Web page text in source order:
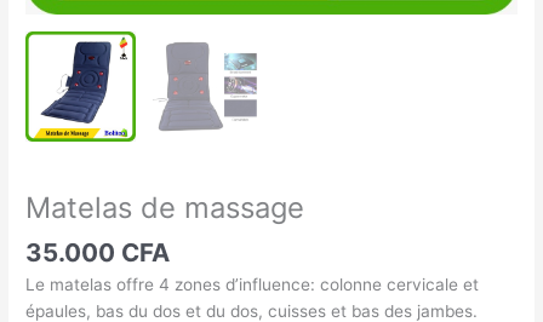
Matelas de massage
35.000 CFA
Le matelas offre 4 zones d’influence: colonne cervicale et
épaules, bas du dos et du dos, cuisses et bas des jambes.